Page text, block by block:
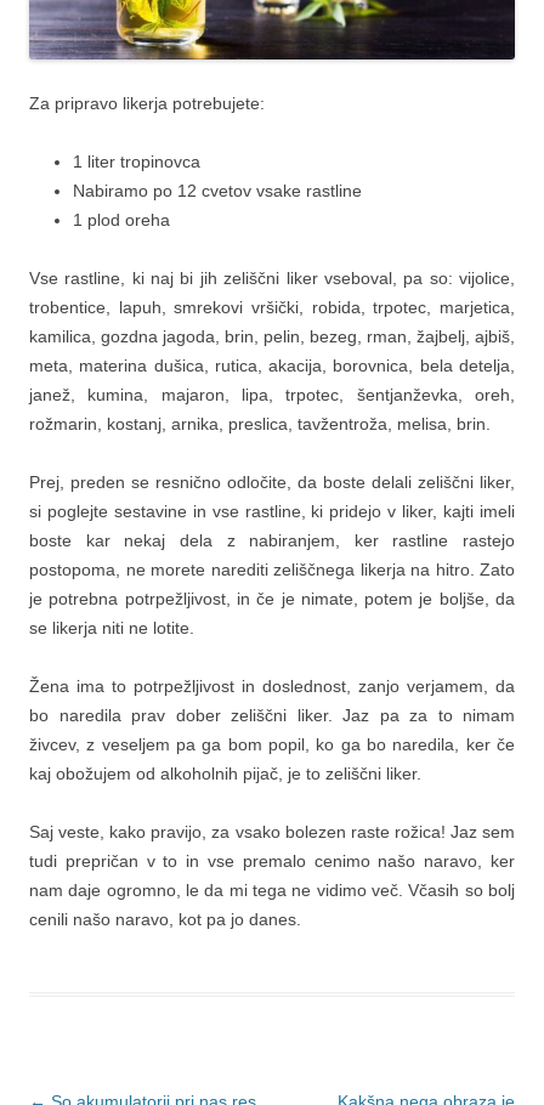
Za pripravo likerja potrebujete:
1 liter tropinovca
Nabiramo po 12 cvetov vsake rastline
1 plod oreha
Vse rastline, ki naj bi jih zeliščni liker vseboval, pa so: vijolice,
trobentice, lapuh, smrekovi vršički, robida, trpotec, marjetica,
kamilica, gozdna jagoda, brin, pelin, bezeg, rman, žajbelj, ajbiš,
meta, materina dušica, rutica, akacija, borovnica, bela detelja,
janež, kumina, majaron, lipa, trpotec, šentjanževka, oreh,
rožmarin, kostanj, arnika, preslica, tavžentroža, melisa, brin.
Prej, preden se resnično odločite, da boste delali zeliščni liker,
si poglejte sestavine in vse rastline, ki pridejo v liker, kajti imeli
boste kar nekaj dela z nabiranjem, ker rastline rastejo
postopoma, ne morete narediti zeliščnega likerja na hitro. Zato
je potrebna potrpežljivost, in če je nimate, potem je boljše, da
se likerja niti ne lotite.
Žena ima to potrpežljivost in doslednost, zanjo verjamem, da
bo naredila prav dober zeliščni liker. Jaz pa za to nimam
živcev, z veseljem pa ga bom popil, ko ga bo naredila, ker če
kaj obožujem od alkoholnih pijač, je to zeliščni liker.
Saj veste, kako pravijo, za vsako bolezen raste rožica! Jaz sem
tudi prepričan v to in vse premalo cenimo našo naravo, ker
nam daje ogromno, le da mi tega ne vidimo več. Včasih so bolj
cenili našo naravo, kot pa jo danes.